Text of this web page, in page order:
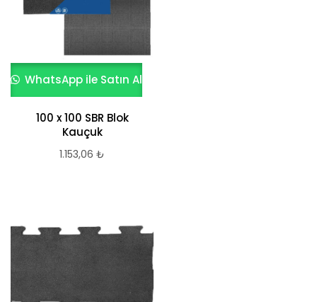
WhatsApp ile Satın Al
100 x 100 SBR Blok
Kauçuk
1.153,06 ₺